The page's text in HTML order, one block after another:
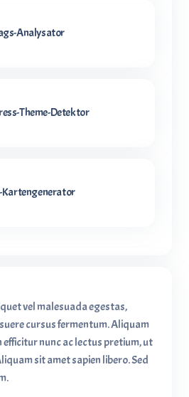
Analysator
Theme-Detektor
vel malesuada egestas,
cursus fermentum. Aliquam
nunc ac lectus pretium, ut
sit amet sapien libero. Sed